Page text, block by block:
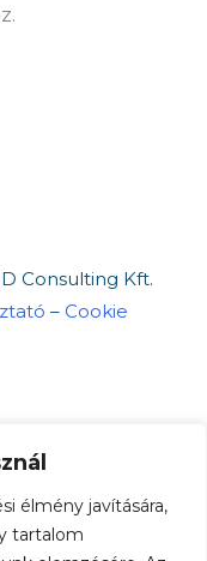
élmény javítására,
tartalom
Consulting Kft.
– Cookie